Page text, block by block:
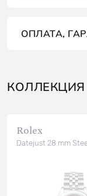
ОПЛАТА,
КОЛЛЕКЦИЯ
Rolex
Datejust 28 mm